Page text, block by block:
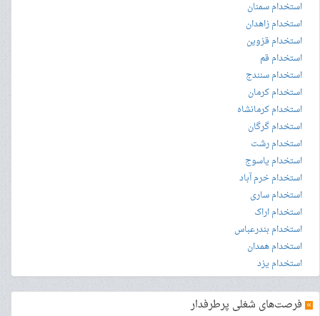
استخدام سمنان
استخدام زاهدان
استخدام قزوین
استخدام قم
استخدام سنندج
استخدام کرمان
استخدام کرمانشاه
استخدام گرگان
استخدام رشت
استخدام یاسوج
استخدام خرم آباد
استخدام ساری
استخدام اراک
استخدام بندرعباس
استخدام همدان
استخدام یزد
» فرصت‌های شغلی پرطرفدار